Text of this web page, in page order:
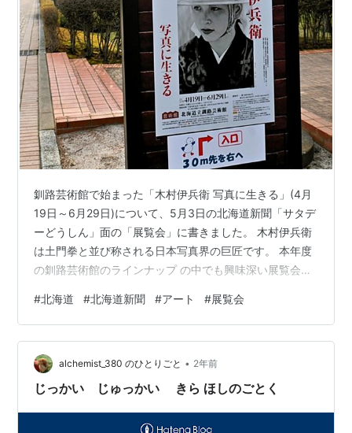
釧路芸術館で始まった「木村伊兵衛 写真に生きる」(4月
19日～6月29日)について、5月3日の北海道新聞「サタデ
ーどうしん」面の「展覧会」に書きました。 木村伊兵衛
は土門拳と並び称される日本写真界の巨匠です。 本年度
の釧路芸術館のラインナップ の中でも興味深い展覧会だ
ログで補いたいのですが、これまた例によって「根室・
釧路の旅」シリーズの執筆が遅々として全然進みませ
ん。 記事のリンクはこちら。 www.hokkaido-np.co.jp
購読していない人でも登録すれば読めると思います。 ※
ただし、一定期間を過ぎると、北海道新聞のサイトから
#北海道 #北海道新聞 #アート #展覧会
alchemist_380 のひとりごと • 2年前
じっかい じゅっかい きら ほしのごとく